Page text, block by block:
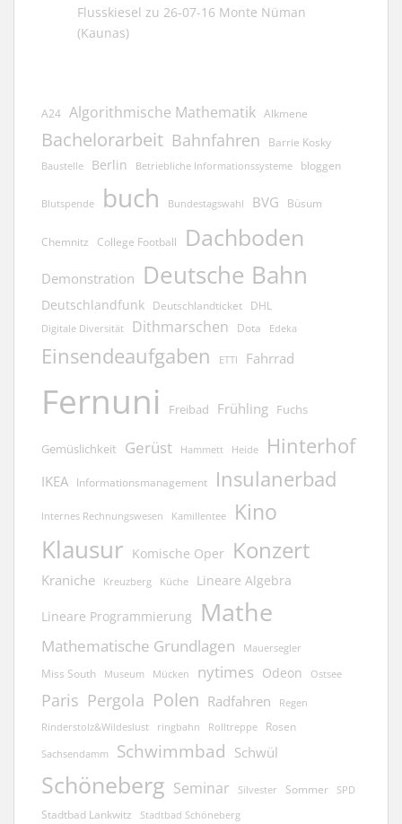
Flusskiesel zu 26-07-16 Monte Nüman
(Kaunas)
A24 Algorithmische Mathematik Alkmene
Bachelorarbeit Bahnfahren Barrie Kosky
Baustelle Berlin Betriebliche Informationssysteme bloggen
Blutspende buch Bundestagswahl BVG Büsum
Chemnitz College Football Dachboden
Demonstration Deutsche Bahn
Deutschlandfunk Deutschlandticket DHL
Digitale Diversität Dithmarschen Dota Edeka
Einsendeaufgaben ETTI Fahrrad
Fernuni Freibad Frühling Fuchs
Gemüslichkeit Gerüst Hammett Heide Hinterhof
IKEA Informationsmanagement Insulanerbad
Internes Rechnungswesen Kamillentee Kino
Klausur Komische Oper Konzert
Kraniche Kreuzberg Küche Lineare Algebra
Lineare Programmierung Mathe
Mathematische Grundlagen Mauersegler
Miss South Museum Mücken nytimes Odeon Ostsee
Paris Pergola Polen Radfahren Regen
Rinderstolz&Wildeslust ringbahn Rolltreppe Rosen
Sachsendamm Schwimmbad Schwül
Schöneberg Seminar Silvester Sommer SPD
Stadtbad Lankwitz Stadtbad Schöneberg